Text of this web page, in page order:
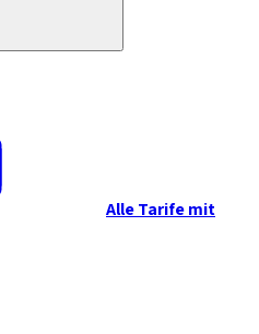
Alle Tarife mit